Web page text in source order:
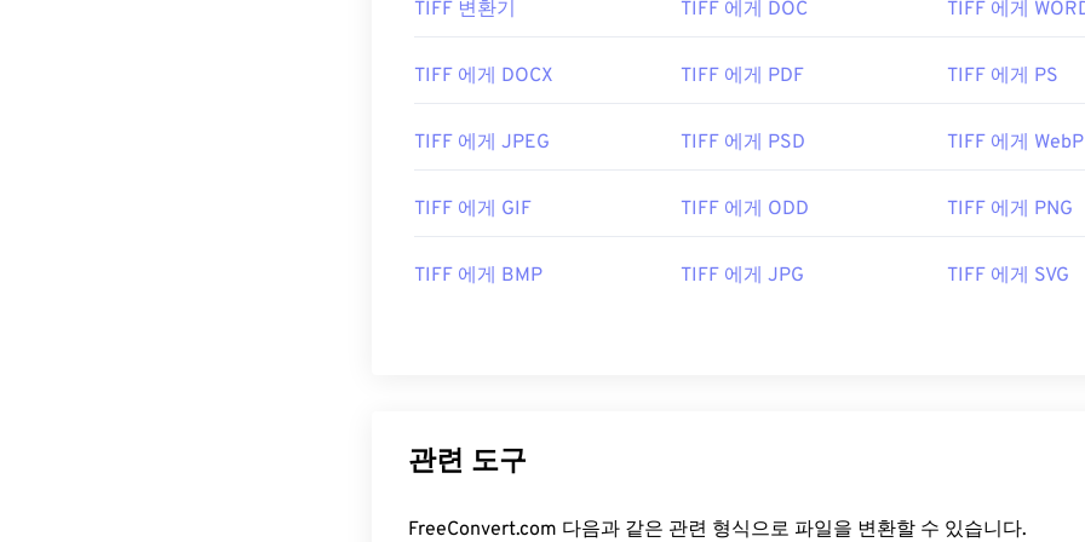
TIFF 변환기 TIFF 에게 DOC TIFF 에게
TIFF 에게 DOCX TIFF 에게 PDF TIFF 에게 PS
TIFF 에게 JPEG TIFF 에게 PSD TIFF 에게 WebP
TIFF 에게 GIF TIFF 에게 ODD TIFF 에게 PNG
TIFF 에게 BMP TIFF 에게 JPG TIFF 에게 SVG
관련 도구
FreeConvert.com 다음과 같은 관련 형식으로 파일을 변환할 수 있습니다.